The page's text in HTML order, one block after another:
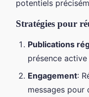
potentiels
Stratégies pour
Publications
présence
Engagement:
messages pour